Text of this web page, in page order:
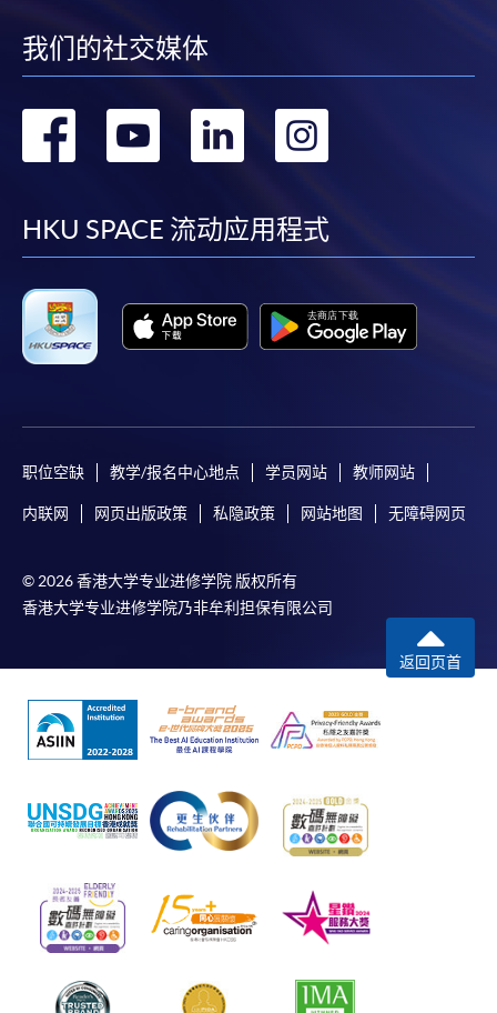
我们的社交媒体
转
facebook
转
youtube
转
linkedin
转
HKU SPACE 流动应用程式
职位空缺 教学/报名中心地点 学员网站 教师网站
内联网 网页出版政策 私隐政策 网站地图 无障碍网页
© 2026 香港大学专业进修学院 版权所有
香港大学专业进修学院乃非牟利担保有限公司
返回页首